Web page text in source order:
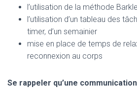
l’utilisation de la méthode
l’utilisation d’un tableau des
timer, d’un semainier
mise en place de temps de
reconnexion au corps
Se rappeler qu’une